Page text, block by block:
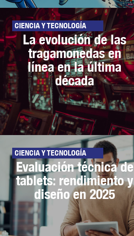
CIENCIA Y TECNOLOGÍA
La evolución de las
tragamonedas en
línea en la última
década
CIENCIA Y TECNOLOGÍA
Evaluación técnica de
tablets: rendimiento y
diseño en 2025